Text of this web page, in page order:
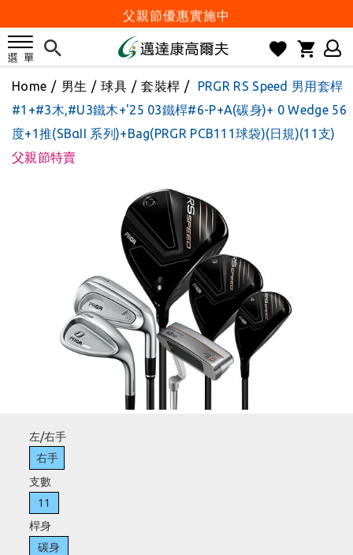
父親節優惠實施中
2026邁達康盃 開始受理報名
防詐騙! 勿信來路不明連結及優惠
歡迎體驗公益店Friends Screen模擬器
刷台新卡滿 $6000 分 3 期 0 利率
消費滿 $2000 享免運
Happy Father's Day
父親節優惠實施中
2026邁達康盃 開始受理報名
7月份 門市免費試打日程 已公佈!
防詐騙! 勿信來路不明連結及優惠
歡迎體驗公益店Friends Screen模擬器
刷台新卡滿 $6000 分 3 期 0 利率
Golf Point 會員回饋積點
Home / 男生 / 球具 / 套裝桿 /
PRGR RS Speed 男用套桿
#1+#3木,#U3鐵木+'25 03鐵桿#6-P+A(碳身)+ 0 Wedge 56
度+1推(SBαII 系列)+Bag(PRGR PCB111球袋)(日規)(11支)
父親節特賣
左/右手
右手
支數
11
桿身
碳身